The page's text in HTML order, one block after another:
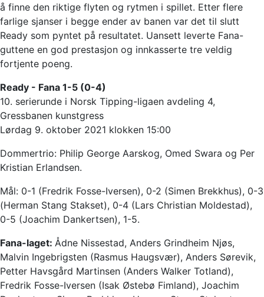
å finne den riktige flyten og rytmen i spillet. Etter flere
farlige sjanser i begge ender av banen var det til slutt
Ready som pyntet på resultatet. Uansett leverte Fana-
guttene en god prestasjon og innkasserte tre veldig
fortjente poeng.
Ready - Fana 1-5 (0-4)
10. serierunde i Norsk Tipping-ligaen avdeling 4,
Gressbanen kunstgress
Lørdag 9. oktober 2021 klokken 15:00
Dommertrio: Philip George Aarskog, Omed Swara og Per
Kristian Erlandsen.
Mål: 0-1 (Fredrik Fosse-Iversen), 0-2 (Simen Brekkhus), 0-3
(Herman Stang Stakset), 0-4 (Lars Christian Moldestad),
0-5 (Joachim Dankertsen), 1-5.
Fana-laget: Ådne Nissestad, Anders Grindheim Njøs,
Malvin Ingebrigsten (Rasmus Haugsvær), Anders Sørevik,
Petter Havsgård Martinsen (Anders Walker Totland),
Fredrik Fosse-Iversen (Isak Østebø Fimland), Joachim